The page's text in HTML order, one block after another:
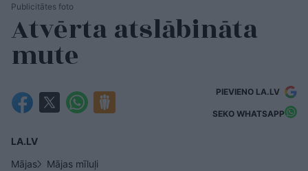
Publicitātes foto
Atvērta atslābināta
mute
PIEVIENO LA.LV
SEKO WHATSAPP
LA.LV
Mājas
Mājas mīluļi